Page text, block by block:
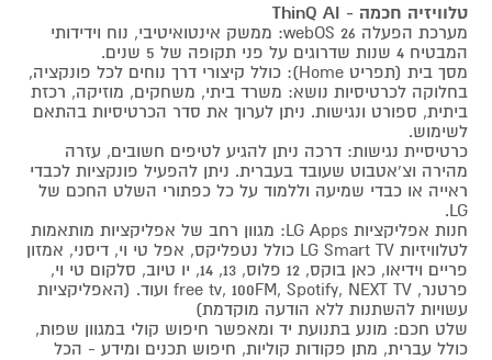
טלוויזיה חכמה - ThinQ AI
מערכת הפעלה webOS 26: ממשק אינטואיטיבי, נוח וידידותי
המבטיח 4 שנות שדרוגים על פני תקופה של 5 שנים.
מסך בית (תפריט Home): כולל קיצורי דרך נוחים לכל פונקציה,
בחלוקה לכרטיסיות נושא: משרד ביתי, משחקים, מוזיקה, רכזת
ביתית, ספורט ונגישות. ניתן לערוך את סדר הכרטיסיות בהתאם
לשימוש.
כרטיסיית נגישות: דרכה ניתן להגיע לטיפים חשובים, עזרה
מהירה וצ'אטבוט שעובד בעברית. ניתן להפעיל פונקציות לכבדי
ראייה או כבדי שמיעה וללמוד על כל כפתורי השלט החכם של
LG.
חנות אפליקציות LG Apps: מגוון רחב של אפליקציות מותאמות
לטלוויזיות LG Smart TV כולל נטפליקס, אפל טי וי, דיסני, אמזון
פריים וידיאו, כאן בוקס, 12 פלוס, 13, 14, יו טיוב, סלקום טי וי,
פרטנר, free tv, 100FM, Spotify, NEXT TV ועוד. (האפליקציות
עשויות להשתנות ללא הודעה מוקדמת)
שלט חכם: מונע בתנועת יד ומאפשר חיפוש קולי במגוון שפות,
כולל עברית, מתן פקודות קוליות, חיפוש תכנים ומידע - הכל